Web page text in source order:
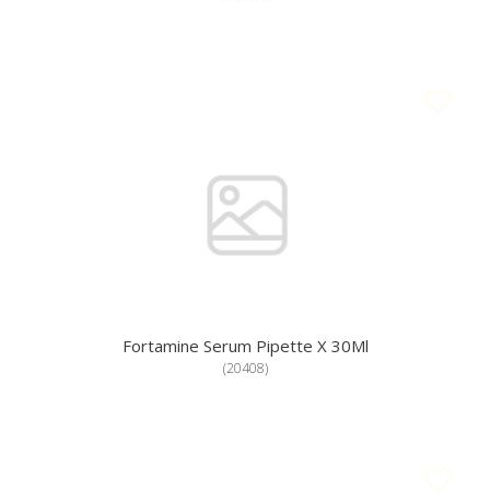
Fortamine Serum Pipette X 30Ml
(20408)